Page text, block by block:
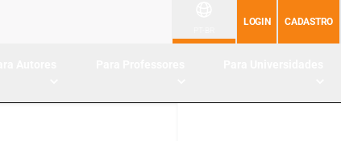
LOGIN CADASTRO